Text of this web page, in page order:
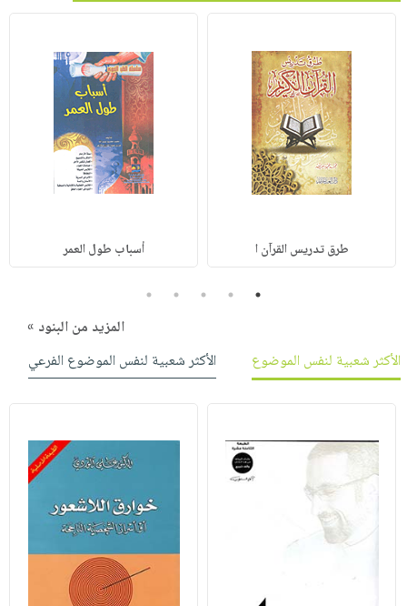
طرق تدريس القرآن ا أسباب طول العمر
1
2
3
4
5
المزيد من البنود »
الأكثر شعبية لنفس الموضوع
الأكثر شعبية لنفس الموضوع الفرعي